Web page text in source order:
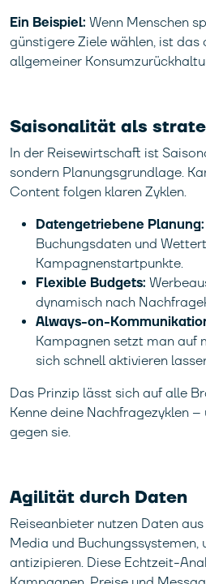
Ein Beispiel: Wenn Menschen
günstigere Ziele wählen, ist
allgemeiner
Saisonalität als
In der Reisewirtschaft ist
sondern Planungsgrundlage.
Content folgen klaren Zyklen.
Datengetriebene Planung:
Buchungsdaten und
Kampagnenstartpunkte.
Flexible Budgets:
dynamisch nach
Always-on-
Kampagnen setzt man auf
sich schnell aktivieren
Das Prinzip lässt sich auf alle
Kenne deine Nachfragezyklen
gegen sie.
Agilität durch Daten
Reiseanbieter nutzen Daten
Media und Buchungssystemen,
antizipieren. Diese Echtzeit-